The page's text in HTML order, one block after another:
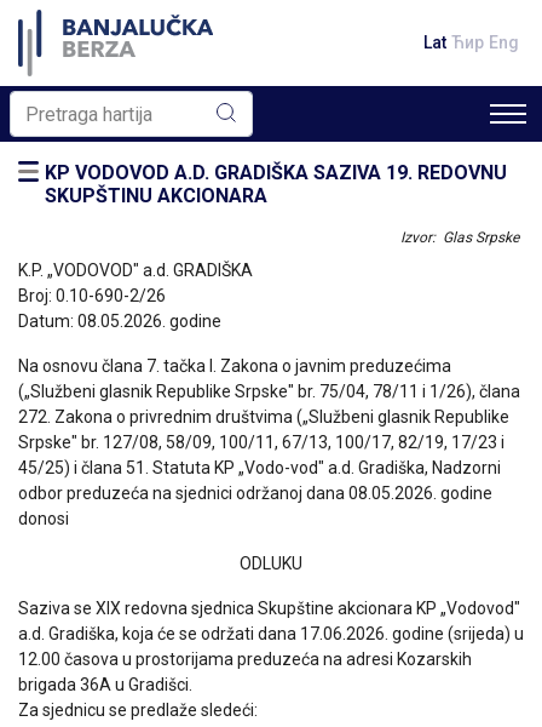
Lat Ћир Eng
KP VODOVOD A.D. GRADIŠKA SAZIVA 19. REDOVNU
SKUPŠTINU AKCIONARA
Izvor: Glas Srpske
K.P. „VODOVOD" a.d. GRADIŠKA
Broj: 0.10-690-2/26
Datum: 08.05.2026. godine
Na osnovu člana 7. tačka l. Zakona o javnim preduzećima
(„Službeni glasnik Republike Srpske" br. 75/04, 78/11 i 1/26), člana
272. Zakona o privrednim društvima („Službeni glasnik Republike
Srpske" br. 127/08, 58/09, 100/11, 67/13, 100/17, 82/19, 17/23 i
45/25) i člana 51. Statuta KP „Vodo-vod" a.d. Gradiška, Nadzorni
odbor preduzeća na sjednici održanoj dana 08.05.2026. godine
donosi
ODLUKU
Saziva se XIX redovna sjednica Skupštine akcionara KP „Vodovod"
a.d. Gradiška, koja će se održati dana 17.06.2026. godine (srijeda) u
12.00 časova u prostorijama preduzeća na adresi Kozarskih
brigada 36A u Gradišci.
Za sjednicu se predlaže sledeći: